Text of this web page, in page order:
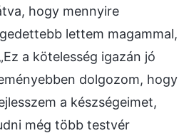
hogy mennyire
lettem magammal,
a kötelesség igazán jó
dolgozom, hogy
a készségeimet,
még több testvér